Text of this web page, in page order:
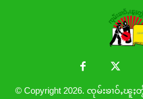
© Copyright 2026. ၸုမ်းၶၢဝ်ႇၽူႈ